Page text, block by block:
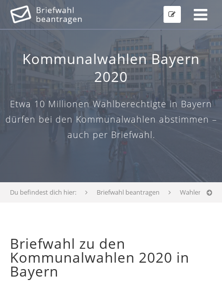
Kommunalwahlen Bayern
2020
Etwa 10 Millionen Wahlberechtigte in Bayern
dürfen bei den Kommunalwahlen abstimmen –
auch per Briefwahl.
Du befindest dich hier: Briefwahl beantragen Wahlen
Briefwahl zu den
Kommunalwahlen 2020 in
Bayern